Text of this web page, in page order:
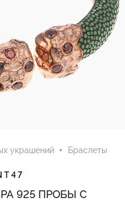
украшений Браслеты
925 ПРОБЫ С